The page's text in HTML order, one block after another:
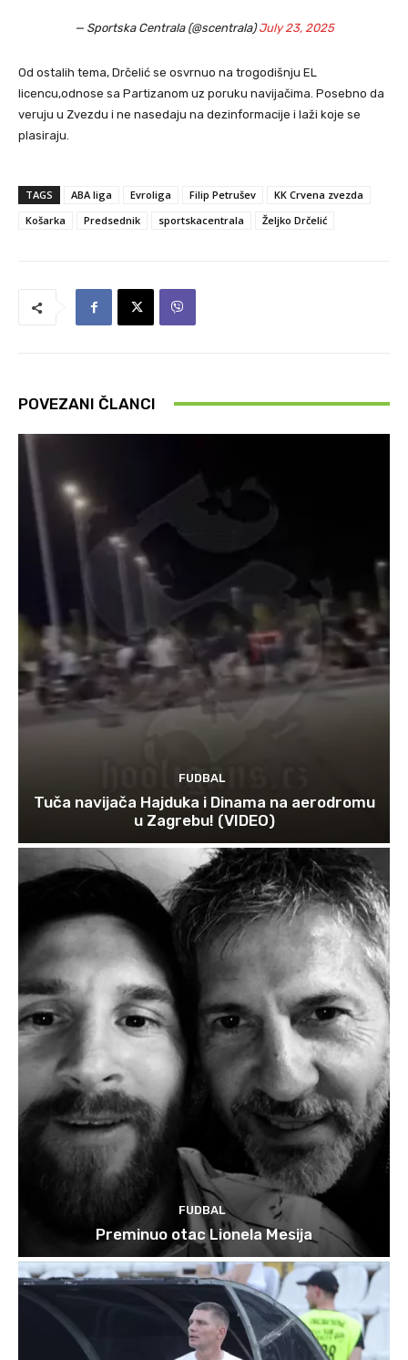
— Sportska Centrala (@scentrala)July 23, 2025
Od ostalih tema, Drčelić se osvrnuo na trogodišnju EL
licencu,odnose sa Partizanom uz poruku navijačima. Posebno da
veruju u Zvezdu i ne nasedaju na dezinformacije i laži koje se
plasiraju.
TAGS ABA liga Evroliga Filip Petrušev
KK Crvena zvezda
Košarka
Predsednik sportskacentrala Željko Drčelić
POVEZANI ČLANCI
FUDBAL
Tuča navijača Hajduka i Dinama na aerodromu
u Zagrebu! (VIDEO)
FUDBAL
Preminuo otac Lionela Mesija